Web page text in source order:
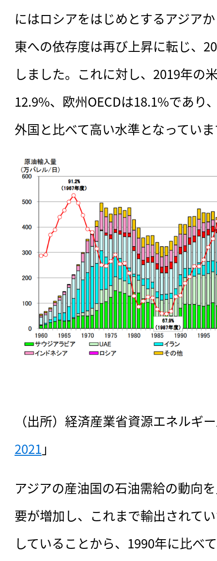
にはロシアをはじめとするアジア
東への依存度は再び上昇に転じ、
しました。これに対し、2019年の
12.9%、欧州OECDは18.1%であり
外国と比べて高い水準となってい
（出所）経済産業省資源エネルギ
2021 」
アジアの産油国の石油需給の動向
要が増加し、これまで輸出されて
していることから、1990年に比べ